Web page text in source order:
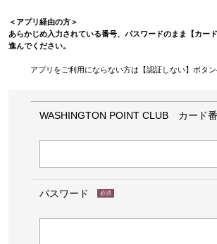
＜アプリ経由の方＞
あらかじめ入力されている番号、パスワードのまま【カー
進んでください。
アプリをご利用にならない方は【認証しない】ボタン
WASHINGTON POINT CLUB カード
パスワード